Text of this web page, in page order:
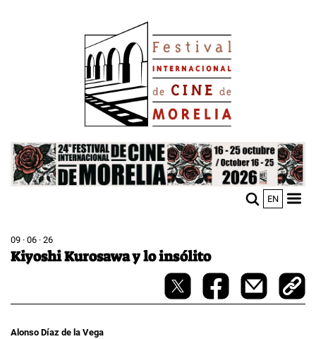
Image
EN
09 · 06 · 26
Kiyoshi Kurosawa y lo insólito
Alonso Díaz de la Vega